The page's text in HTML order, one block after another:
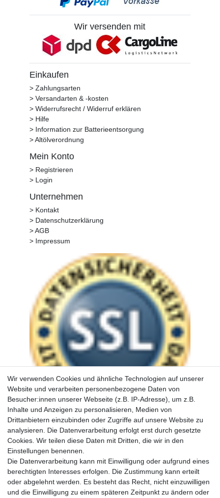
Wir versenden mit
Einkaufen
> Zahlungsarten
> Versandarten & -kosten
> Widerrufsrecht / Widerruf erklären
> Hilfe
> Information zur Batterieentsorgung
> Altölverordnung
Mein Konto
> Registrieren
> Login
Unternehmen
> Kontakt
> Datenschutzerklärung
> AGB
> Impressum
Wir verwenden Cookies und ähnliche Technologien auf unserer
Website und verarbeiten personenbezogene Daten von
Besucher:innen unserer Webseite (z.B. IP-Adresse), um z.B.
Inhalte und Anzeigen zu personalisieren, Medien von
Drittanbietern einzubinden oder Zugriffe auf unsere Website zu
analysieren. Die Datenverarbeitung erfolgt erst durch gesetzte
Cookies. Wir teilen diese Daten mit Dritten, die wir in den
Einstellungen benennen.
Die Datenverarbeitung kann mit Einwilligung oder aufgrund eines
berechtigten Interesses erfolgen. Die Zustimmung kann erteilt
oder abgelehnt werden. Es besteht das Recht, nicht einzuwilligen
und die Einwilligung zu einem späteren Zeitpunkt zu ändern oder